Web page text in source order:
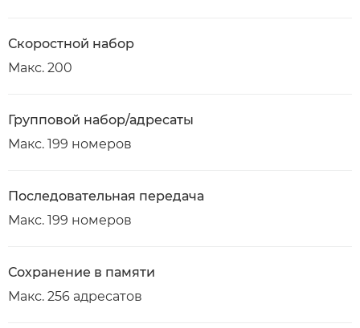
Скоростной набор
Макс. 200
Групповой набор/адресаты
Макс. 199 номеров
Последовательная передача
Макс. 199 номеров
Сохранение в памяти
Макс. 256 адресатов